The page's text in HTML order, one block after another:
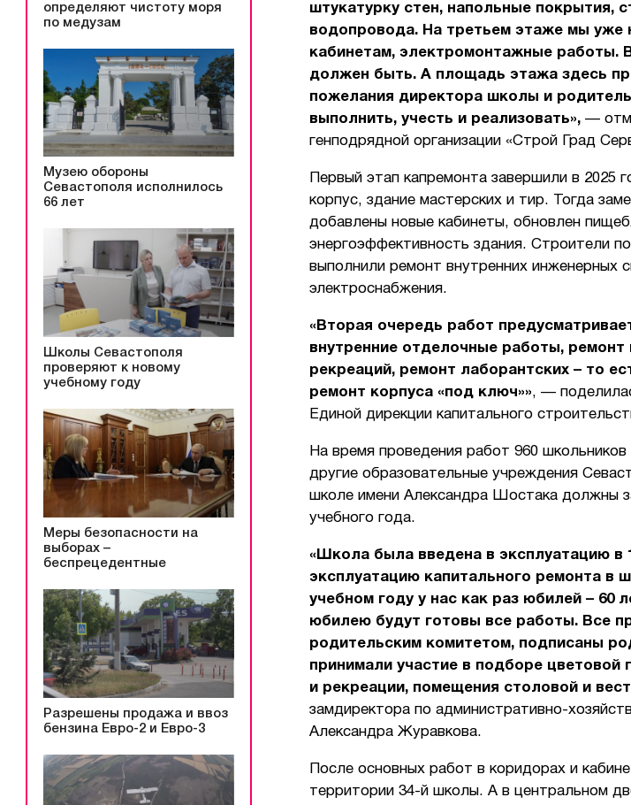
определяют чистоту моря
по медузам
Музею обороны
Севастополя исполнилось
66 лет
Школы Севастополя
проверяют к новому
учебному году
Меры безопасности на
выборах –
беспрецедентные
Разрешены продажа и ввоз
бензина Евро-2 и Евро-3
штукатурку стен, напольные покрытия,
водопровода. На третьем этаже мы уже
кабинетам, электромонтажные работы.
должен быть. А площадь этажа здесь
пожелания директора школы и
выполнить, учесть и реализовать», —
генподрядной организации «Строй Град
Первый этап капремонта завершили в 2025
корпус, здание мастерских и тир. Тогда
добавлены новые кабинеты, обновлен
энергоэффективность здания. Строители
выполнили ремонт внутренних инженерных
электроснабжения.
«Вторая очередь работ
внутренние отделочные работы, ремонт
рекреаций, ремонт лаборантских – то
ремонт корпуса «под ключ»», —
Единой дирекции капитального
На время проведения работ 960
другие образовательные учреждения
школе имени Александра Шостака должны
учебного года.
«Школа была введена в эксплуатацию в
эксплуатацию капитального ремонта
учебном году у нас как раз юбилей – 60
юбилею будут готовы все работы. Все
родительским комитетом, подписаны
принимали участие в подборе
и рекреации, помещения столовой и
замдиректора по административно-
Александра Журавкова.
После основных работ в коридорах и
территории 34-й школы. А в центральном